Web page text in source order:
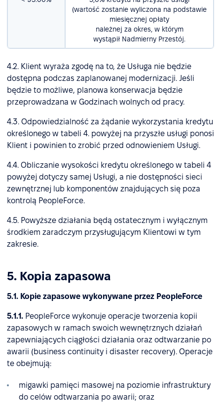
(wartość zostanie wyliczona na podstawie
miesięcznej opłaty
należnej za okres, w którym
wystąpił Nadmierny Przestój.
4.2. Klient wyraża zgodę na to, że Usługa nie będzie
dostępna podczas zaplanowanej modernizacji. Jeśli
będzie to możliwe, planowa konserwacja będzie
przeprowadzana w Godzinach wolnych od pracy.
4.3. Odpowiedzialność za żądanie wykorzystania kredytu
określonego w tabeli 4. powyżej na przyszłe usługi ponosi
Klient i powinien to zrobić przed odnowieniem Usługi.
4.4. Obliczanie wysokości kredytu określonego w tabeli 4
powyżej dotyczy samej Usługi, a nie dostępności sieci
zewnętrznej lub komponentów znajdujących się poza
kontrolą PeopleForce.
4.5. Powyższe działania będą ostatecznym i wyłącznym
środkiem zaradczym przysługującym Klientowi w tym
zakresie.
5. Kopia zapasowa
5.1. Kopie zapasowe wykonywane przez PeopleForce
5.1.1. PeopleForce wykonuje operacje tworzenia kopii
zapasowych w ramach swoich wewnętrznych działań
zapewniających ciągłości działania oraz odtwarzanie po
awarii (business continuity i disaster recovery). Operacje
te obejmują:
migawki pamięci masowej na poziomie infrastruktury
do celów odtwarzania po awarii; oraz